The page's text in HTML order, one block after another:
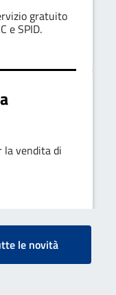
gratuito
e SPID.
la vendita di
le novità